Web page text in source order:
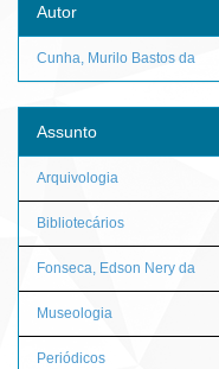
Autor
Cunha, Murilo Bastos da
Assunto
Arquivologia
Bibliotecários
Fonseca, Edson Nery da
Museologia
Periódicos